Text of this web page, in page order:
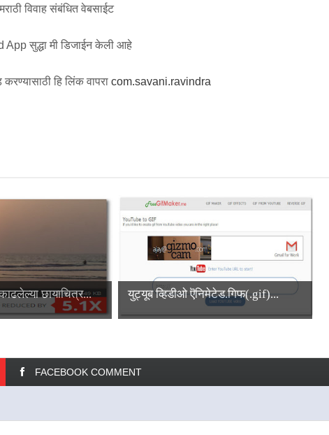
मराठी विवाह संबंधित वेबसाईट
App सुद्धा मी डिजाईन केली आहे
हि लिंक वापरा com.savani.ravindra
छायाचित्र... युट्यूब व्हिडीओ ऎनिमेटेड.गिफ(.gif)...
FACEBOOK COMMENT